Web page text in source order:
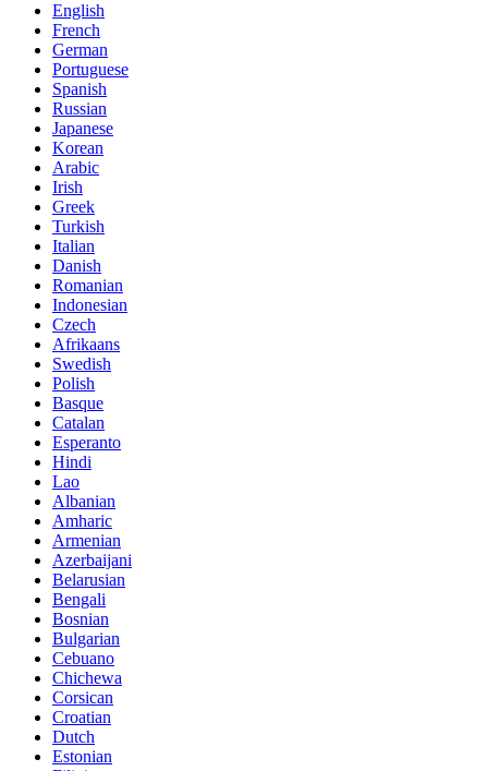
English
French
German
Portuguese
Spanish
Russian
Japanese
Korean
Arabic
Irish
Greek
Turkish
Italian
Danish
Romanian
Indonesian
Czech
Afrikaans
Swedish
Polish
Basque
Catalan
Esperanto
Hindi
Lao
Albanian
Amharic
Armenian
Azerbaijani
Belarusian
Bengali
Bosnian
Bulgarian
Cebuano
Chichewa
Corsican
Croatian
Dutch
Estonian